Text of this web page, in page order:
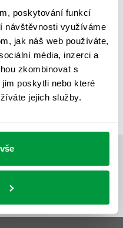
poskytování funkcí
návštěvnosti využíváme
jak náš web používáte,
média, inzerci a
zkombinovat s
poskytli nebo které
jejich služby.